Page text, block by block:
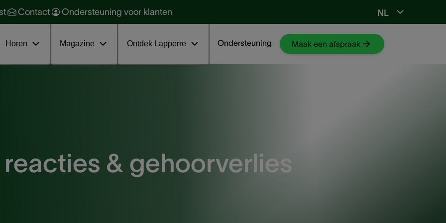
Contact Ondersteuning voor klanten NL
Horen Magazine Ontdek Lapperre Ondersteuning Maak een afspraak
en soorten
en behandelen
Ga naar NKO-web
& gehoorverlies